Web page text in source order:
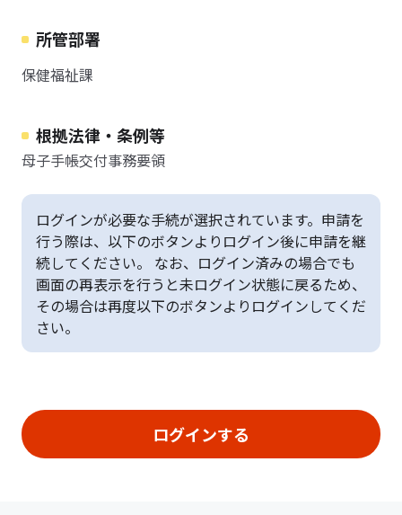
所管部署
保健福祉課
根拠法律・条例等
母子手帳交付事務要領
ログインが必要な手続が選択されています。申請を
行う際は、以下のボタンよりログイン後に申請を継
続してください。 なお、ログイン済みの場合でも
画面の再表示を行うと未ログイン状態に戻るため、
その場合は再度以下のボタンよりログインしてくだ
さい。